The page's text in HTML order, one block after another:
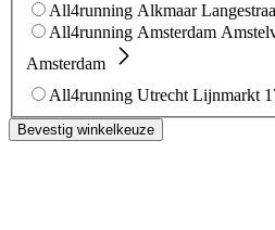
All4running Alkmaar
All4running Amsterdam
Amsterdam
All4running Utrecht Lijnmarkt
Bevestig winkelkeuze